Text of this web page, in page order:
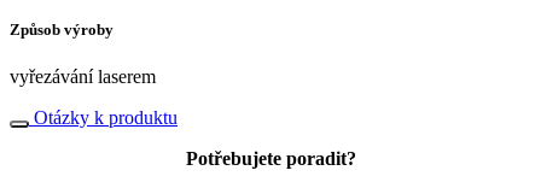
Způsob výroby
vyřezávání laserem
Otázky k produktu
Potřebujete poradit?